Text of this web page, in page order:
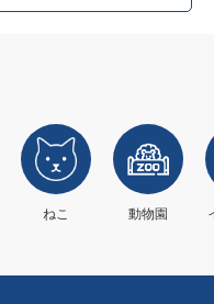
ねこ 動物園